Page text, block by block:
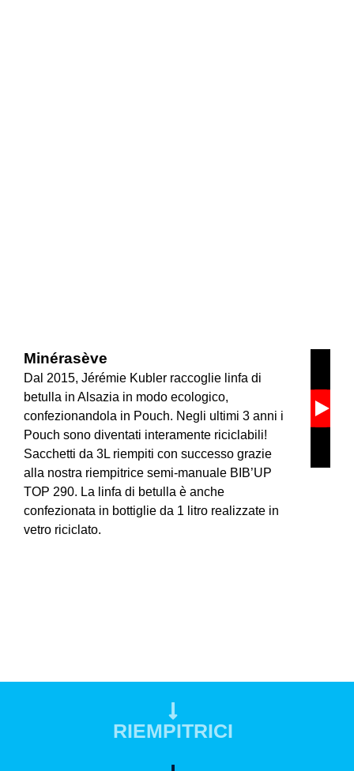
Minérasève
Dal 2015, Jérémie Kubler raccoglie linfa di
betulla in Alsazia in modo ecologico,
confezionandola in Pouch. Negli ultimi 3 anni i
Pouch sono diventati interamente riciclabili!
Sacchetti da 3L riempiti con successo grazie
alla nostra riempitrice semi-manuale BIB’UP
TOP 290. La linfa di betulla è anche
confezionata in bottiglie da 1 litro realizzate in
vetro riciclato.
RIEMPITRICI